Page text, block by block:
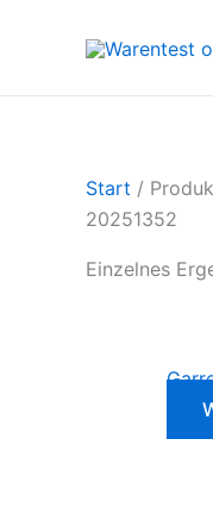
Start /
20251352
Einzelnes